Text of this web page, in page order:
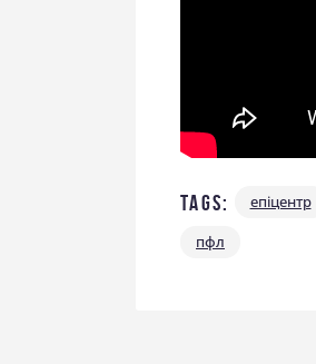
Tags: епіцентр
пфл